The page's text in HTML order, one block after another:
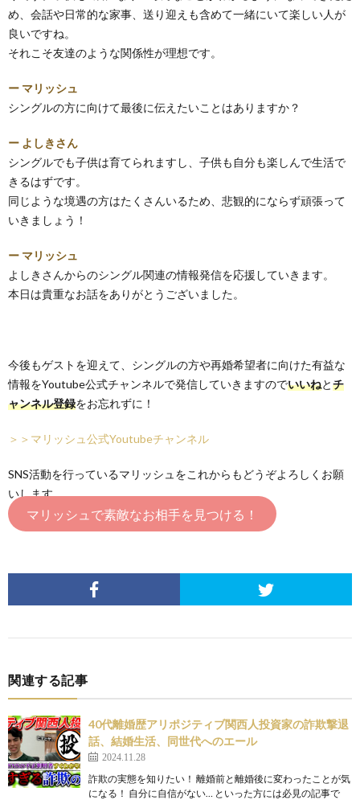
め、会話や日常的な家事、送り迎えも含めて一緒にいて楽しい人が
良いですね。
それこそ友達のような関係性が理想です。
ー マリッシュ
シングルの方に向けて最後に伝えたいことはありますか？
ー よしきさん
シングルでも子供は育てられますし、子供も自分も楽しんで生活で
きるはずです。
同じような境遇の方はたくさんいるため、悲観的にならず頑張って
いきましょう！
ー マリッシュ
よしきさんからのシングル関連の情報発信を応援していきます。
本日は貴重なお話をありがとうございました。
今後もゲストを迎えて、シングルの方や再婚希望者に向けた有益な
情報をYoutube公式チャンネルで発信していきますのでいいねとチ
ャンネル登録をお忘れずに！
＞＞マリッシュ公式Youtubeチャンネル
SNS活動を行っているマリッシュをこれからもどうぞよろしくお願
いします。
マリッシュで素敵なお相手を見つける！
関連する記事
40代離婚歴アリポジティブ関西人投資家の詐欺撃退
話、結婚生活、同世代へのエール
2024.11.28
詐欺の実態を知りたい！ 離婚前と離婚後に変わったことが気
になる！ 自分に自信がない… といった方には必見の記事で